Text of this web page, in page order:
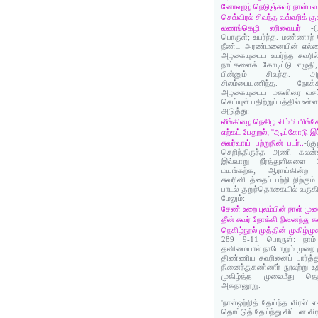
னோவுறழ் நெடுஞ்சுவர் நாள்பல
செவ்விரல் சிவந்த வவ்வரிக்
லணங்கெழி லரிவையர்
-
பொருள்; உயர்ந்த. மண்ணாற்
நீண்ட அரண்மனையின்
அழகையுடைய உயர்ந்த
நாட்களைக் கோடிட்டு
பின்னும் சிவந்த.
சிலம்பையணிந்த.
அழகையுடைய மகளிரை
செய்யுள் பதிற்றுப்பத்தில்
அடுத்து:
வீங்கிழை நெகிழ விம்மி
எற்கட் பேதுறல்; ''ஆய்கோடு
சுவர்வாய் பற்றுநின் படர்..-
செறிந்திருந்த அணி
இவ்வாறு நீர்த்துளிகளை
மயங்கற்க; ஆராய்கின்ற
சுவரினிடத்தைப் பற்றி
பாடல் குறுந்தொகையில்
மேலும்:
சேண் உறை புலம்பின் நாள்
தீன் சுவர் நோக்கி நினைந்து
நெகிழ்நூல் முத்தின்
289 9-11 பொருள்:
தனிமையால் நாடோறும் முறை
திண்ணிய சுவரினைப்
நினைந்துகண்ணீர் நூலற்று
முகிழ்த்த முலைமீது
அகநானூறு.
'நாள்ஒற்றித் தேய்ந்த விரல்'
தொட்டுத் தேய்ந்து விட்டன